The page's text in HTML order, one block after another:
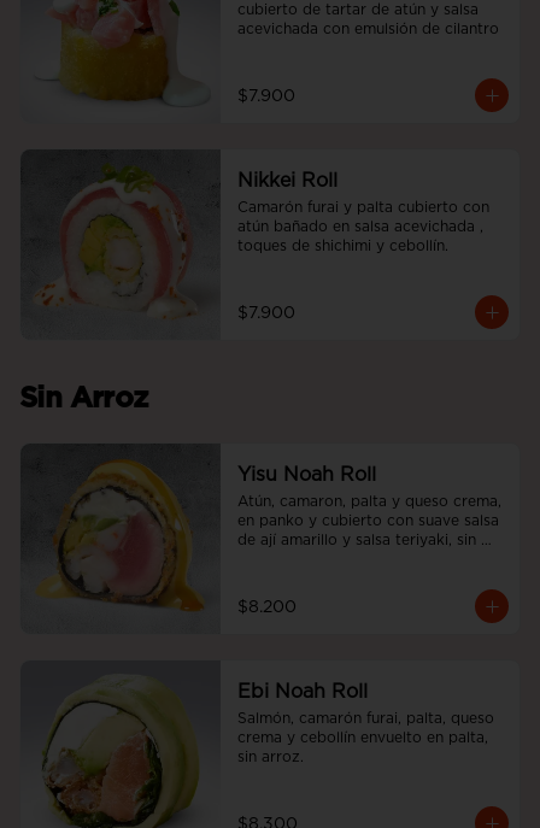
cubierto de tartar de atún y salsa
acevichada con emulsión de cilantro
$7.900
Nikkei Roll
Camarón furai y palta cubierto con
atún bañado en salsa acevichada ,
toques de shichimi y cebollín.
$7.900
Sin Arroz
Yisu Noah Roll
Atún, camaron, palta y queso crema,
en panko y cubierto con suave salsa
de ají amarillo y salsa teriyaki, sin
$8.200
Ebi Noah Roll
Salmón, camarón furai, palta, queso
crema y cebollín envuelto en palta,
sin arroz.
$8.300